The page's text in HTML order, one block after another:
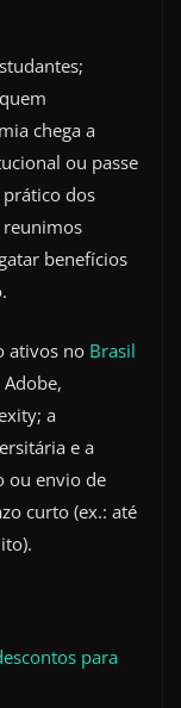
chega a
ou passe
dos
reunimos
benefícios
ativos no Brasil
a
e a
ou envio de
curto (ex.: até
para